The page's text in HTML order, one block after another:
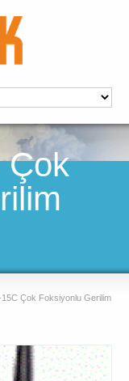
Çok
Çok Foksiyonlu Gerilim